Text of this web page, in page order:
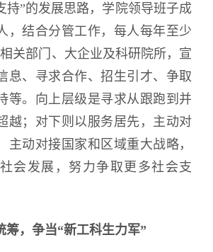
持”的发展思路，学院领导班子成
，结合分管工作，每人每年至少
关部门、大企业及科研院所，宣
息、寻求合作、招生引才、争取
等。向上层级是寻求从跟跑到并
越；对下则以服务居先，主动对
主动对接国家和区域重大战略，
会发展，努力争取更多社会支
筹，争当“新工科生力军”